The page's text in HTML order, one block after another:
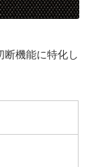
断機能に特化し